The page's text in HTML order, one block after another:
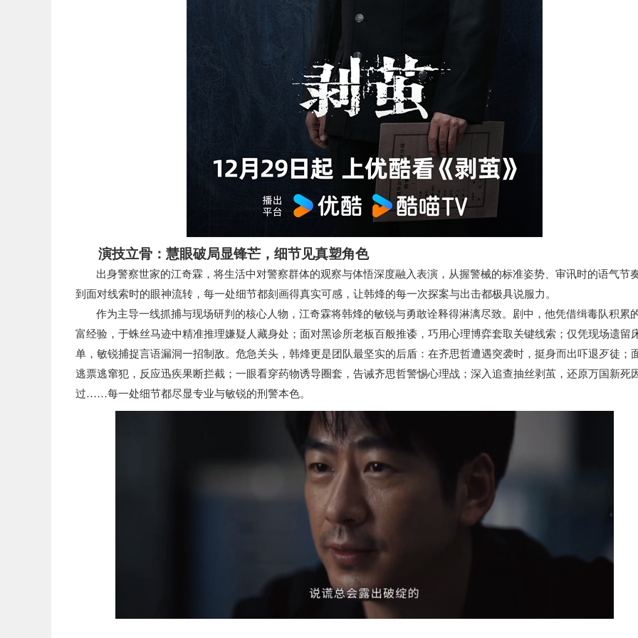
演技立骨：慧眼破局显锋芒，细节见真塑角色
出身警察世家的江奇霖，将生活中对警察群体的观察与体悟深度融入表演，从握警械的标准姿势、审讯时的语气节
到面对线索时的眼神流转，每一处细节都刻画得真实可感，让韩烽的每一次探案与出击都极具说服力。
作为主导一线抓捕与现场研判的核心人物，江奇霖将韩烽的敏锐与勇敢诠释得淋漓尽致。剧中，他凭借缉毒队积累
富经验，于蛛丝马迹中精准推理嫌疑人藏身处；面对黑诊所老板百般推诿，巧用心理博弈套取关键线索；仅凭现场遗留
单，敏锐捕捉言语漏洞一招制敌。危急关头，韩烽更是团队最坚实的后盾：在齐思哲遭遇突袭时，挺身而出吓退歹徒；
逃票逃窜犯，反应迅疾果断拦截；一眼看穿药物诱导圈套，告诫齐思哲警惕心理战；深入追查抽丝剥茧，还原万国 新死
过……每一处细节都尽显专业与敏锐的刑警本色。